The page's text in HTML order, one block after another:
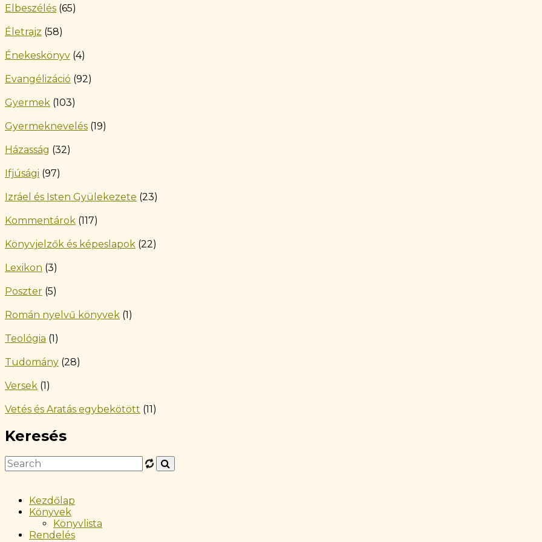
Elbeszélés (65)
Életrajz (58)
Énekeskönyv (4)
Evangélizáció (92)
Gyermek (103)
Gyermeknevelés (19)
Házasság (32)
Ifjúsági (97)
Izráel és Isten Gyülekezete (23)
Kommentárok (117)
Könyvjelzők és képeslapok (22)
Lexikon (3)
Poszter (5)
Román nyelvű könyvek (1)
Teológia (1)
Tudomány (28)
Versek (1)
Vetés és Aratás egybekötött (11)
Keresés
Kezdőlap
Könyvek
Könyvlista
Rendelés